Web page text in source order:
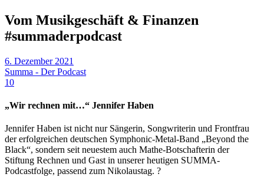
Vom Musikgeschäft & Finanzen
#summaderpodcast
6. Dezember 2021
Summa - Der Podcast
10
„Wir rechnen mit…“ Jennifer Haben
Jennifer Haben ist nicht nur Sängerin, Songwriterin und Frontfrau
der erfolgreichen deutschen Symphonic-Metal-Band „Beyond the
Black“, sondern seit neuestem auch Mathe-Botschafterin der
Stiftung Rechnen und Gast in unserer heutigen SUMMA-
Podcastfolge, passend zum Nikolaustag. ?